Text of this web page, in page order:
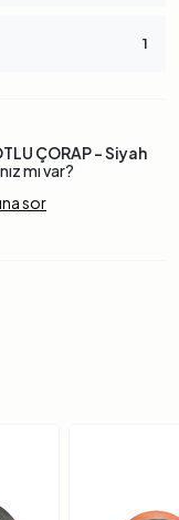
1
ÇORAP - Siyah
mı var?
sor